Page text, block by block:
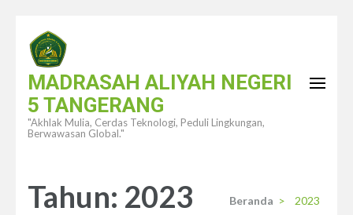
konten
(Tekan
Enter)
MADRASAH ALIYAH NEGERI
5 TANGERANG
"Akhlak Mulia, Cerdas Teknologi, Peduli Lingkungan,
Berwawasan Global."
Tahun: 2023 Beranda > 2023